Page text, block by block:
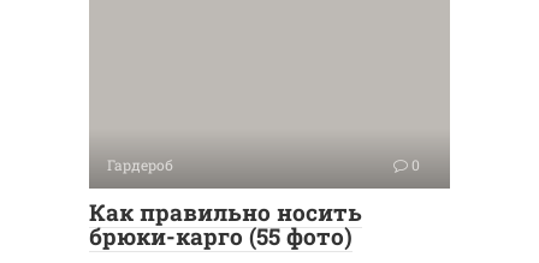
Гардероб 0
Как правильно носить
брюки-карго (55 фото)